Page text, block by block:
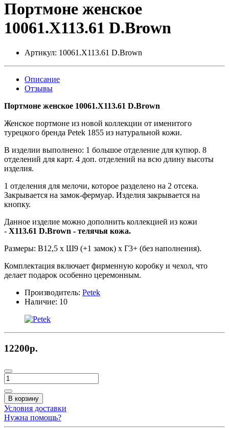
Портмоне женское
10061.X113.61 D.Brown
Артикул: 10061.X113.61 D.Brown
Описание
Отзывы
Портмоне женское 10061.X113.61 D.Brown
Женское портмоне из новой коллекции от именитого
турецкого бренда Petek 1855 из натуральной кожи.
В изделии выполнено: 1 большое отделение для купюр. 8
отделений для карт. 4 доп. отделений на всю длину высоты
изделия.
1 отделения для мелочи, которое разделено на 2 отсека.
Закрывается на замок-фермуар. Изделия закрывается на
кнопку.
Данное изделие можно дополнить коллекцией из кожи
- X113.61 D.Brown - телячья кожа.
Размеры: В12,5 х Ш9 (+1 замок) х Г3+ (без наполнения).
Комплектация включает фирменную коробку и чехол, что
делает подарок особенно церемонным.
Производитель: Petek
Наличие: 10
12200р.
В корзину
Условия доставки
Нужна помощь?